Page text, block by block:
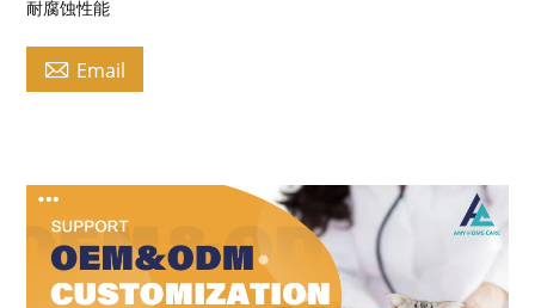
耐腐蚀性能
 Email